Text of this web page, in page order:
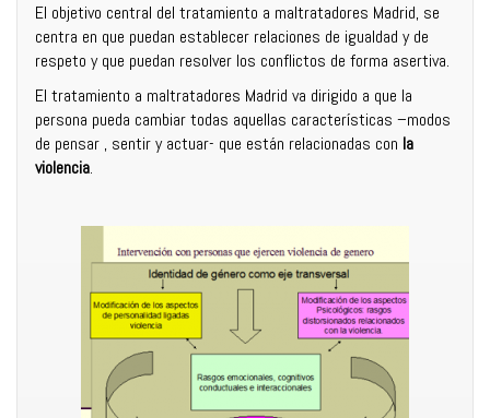
El objetivo central del tratamiento a maltratadores Madrid, se
centra en que puedan establecer relaciones de igualdad y de
respeto y que puedan resolver los conflictos de forma asertiva.
El tratamiento a maltratadores Madrid va dirigido a que la
persona pueda cambiar todas aquellas características –modos
de pensar , sentir y actuar- que están relacionadas con la
violencia.